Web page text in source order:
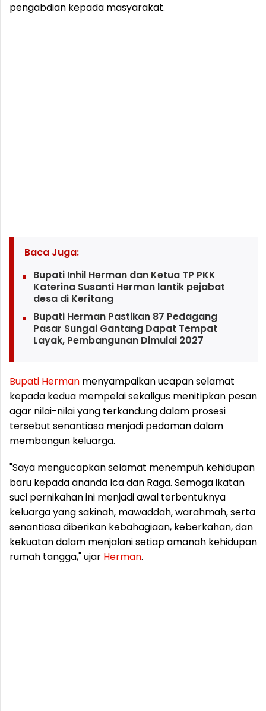
pengabdian kepada masyarakat.
Baca Juga:
Bupati Inhil Herman dan Ketua TP PKK
Katerina Susanti Herman lantik pejabat
desa di Keritang
Bupati Herman Pastikan 87 Pedagang
Pasar Sungai Gantang Dapat Tempat
Layak, Pembangunan Dimulai 2027
Bupati Herman menyampaikan ucapan selamat
kepada kedua mempelai sekaligus menitipkan pesan
agar nilai-nilai yang terkandung dalam prosesi
tersebut senantiasa menjadi pedoman dalam
membangun keluarga.
"Saya mengucapkan selamat menempuh kehidupan
baru kepada ananda Ica dan Raga. Semoga ikatan
suci pernikahan ini menjadi awal terbentuknya
keluarga yang sakinah, mawaddah, warahmah, serta
senantiasa diberikan kebahagiaan, keberkahan, dan
kekuatan dalam menjalani setiap amanah kehidupan
rumah tangga," ujar Herman.